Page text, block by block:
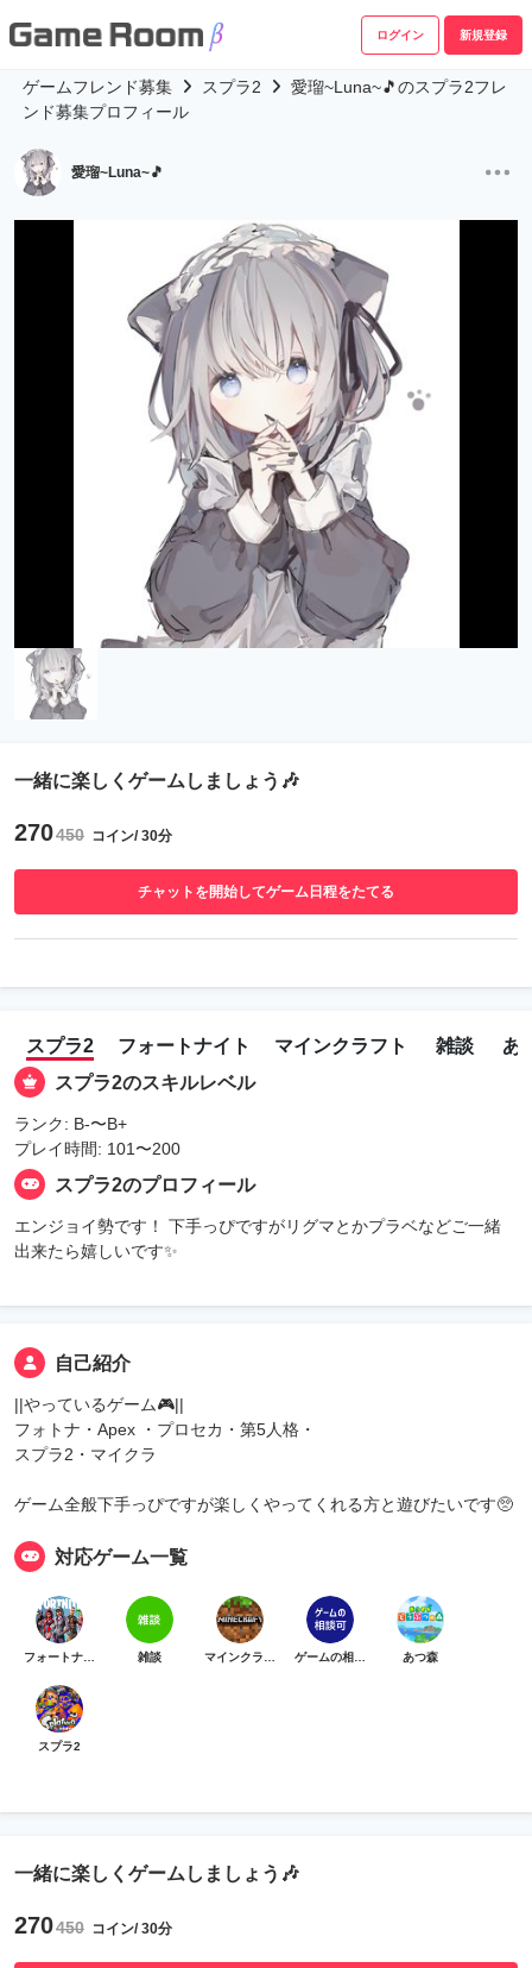
ログイン 新規登録
ゲームフレンド募集 スプラ2
愛瑠~Luna~🎵のスプラ2フレ
ンド募集プロフィール
愛瑠~Luna~🎵
一緒に楽しくゲームしましょう🎶
270450 コイン/ 30分
チャットを開始してゲーム日程をたてる
スプラ2 フォートナイト マインクラフト 雑談
あ
スプラ2のスキルレベル
ランク: B-〜B+
プレイ時間: 101〜200
スプラ2のプロフィール
エンジョイ勢です！ 下手っぴですがリグマとかプラベなどご一緒
出来たら嬉しいです✨
自己紹介
||やっているゲーム🎮||
フォトナ・Apex ・プロセカ・第5人格・
スプラ2・マイクラ
ゲーム全般下手っぴですが楽しくやってくれる方と遊びたいです🥺
対応ゲーム一覧
雑談 あつ森
スプラ2
一緒に楽しくゲームしましょう🎶
270450 コイン/ 30分